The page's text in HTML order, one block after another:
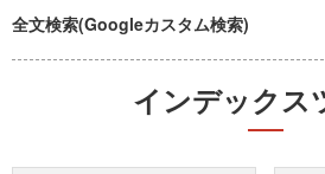
全文検索(Googleカスタム検索)
インデックス